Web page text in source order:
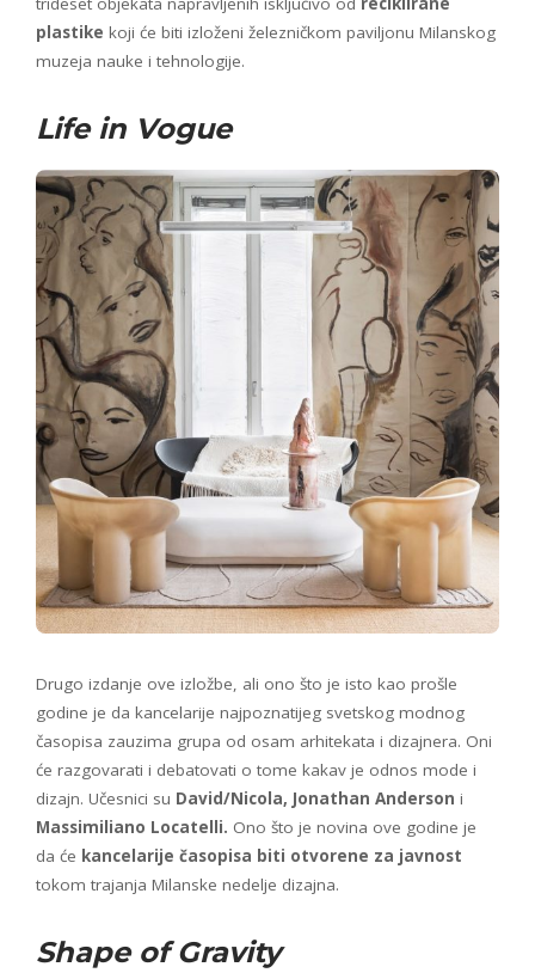
plastike koji će biti izloženi železničkom paviljonu Milanskog
muzeja nauke i tehnologije.
Life in Vogue
Drugo izdanje ove izložbe, ali ono što je isto kao prošle
godine je da kancelarije najpoznatijeg svetskog modnog
časopisa zauzima grupa od osam arhitekata i dizajnera. Oni
će razgovarati i debatovati o tome kakav je odnos mode i
dizajn. Učesnici su David/Nicola, Jonathan Anderson i
Massimiliano Locatelli. Ono što je novina ove godine je
da će kancelarije časopisa biti otvorene za javnost
tokom trajanja Milanske nedelje dizajna.
Shape of Gravity